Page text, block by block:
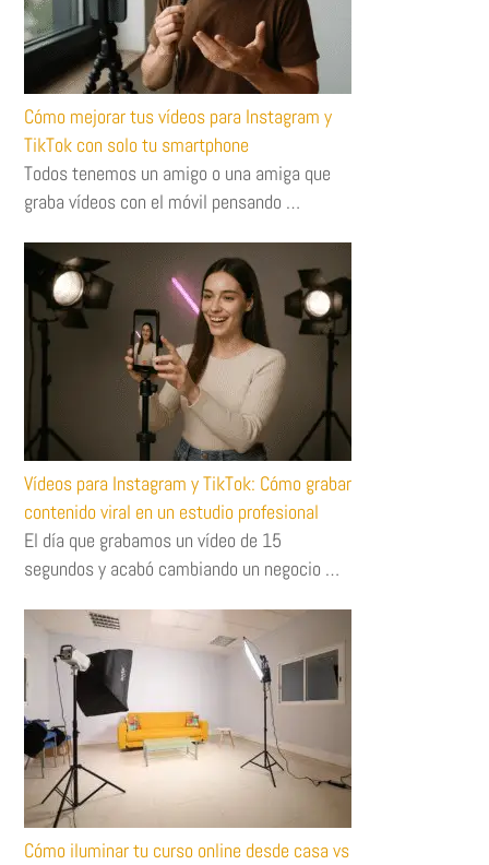
Cómo mejorar tus vídeos para Instagram y
TikTok con solo tu smartphone
Todos tenemos un amigo o una amiga que
graba vídeos con el móvil pensando …
Vídeos para Instagram y TikTok: Cómo grabar
contenido viral en un estudio profesional
El día que grabamos un vídeo de 15
segundos y acabó cambiando un negocio …
Cómo iluminar tu curso online desde casa vs